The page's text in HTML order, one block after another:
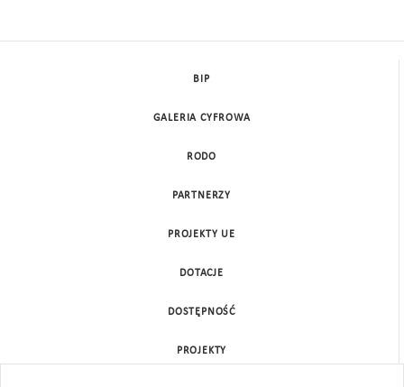
BIP
GALERIA CYFROWA
RODO
PARTNERZY
PROJEKTY UE
DOTACJE
DOSTĘPNOŚĆ
PROJEKTY